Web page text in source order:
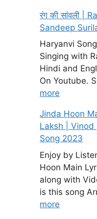
रंग की सांवली |
Sandeep
Haryanvi
Singing with
Hindi and
On Youtube.
more
Jinda Hoon
Laksh | Vinod
Song 2023
Enjoy by
Hoon Main
along with
is this song
more